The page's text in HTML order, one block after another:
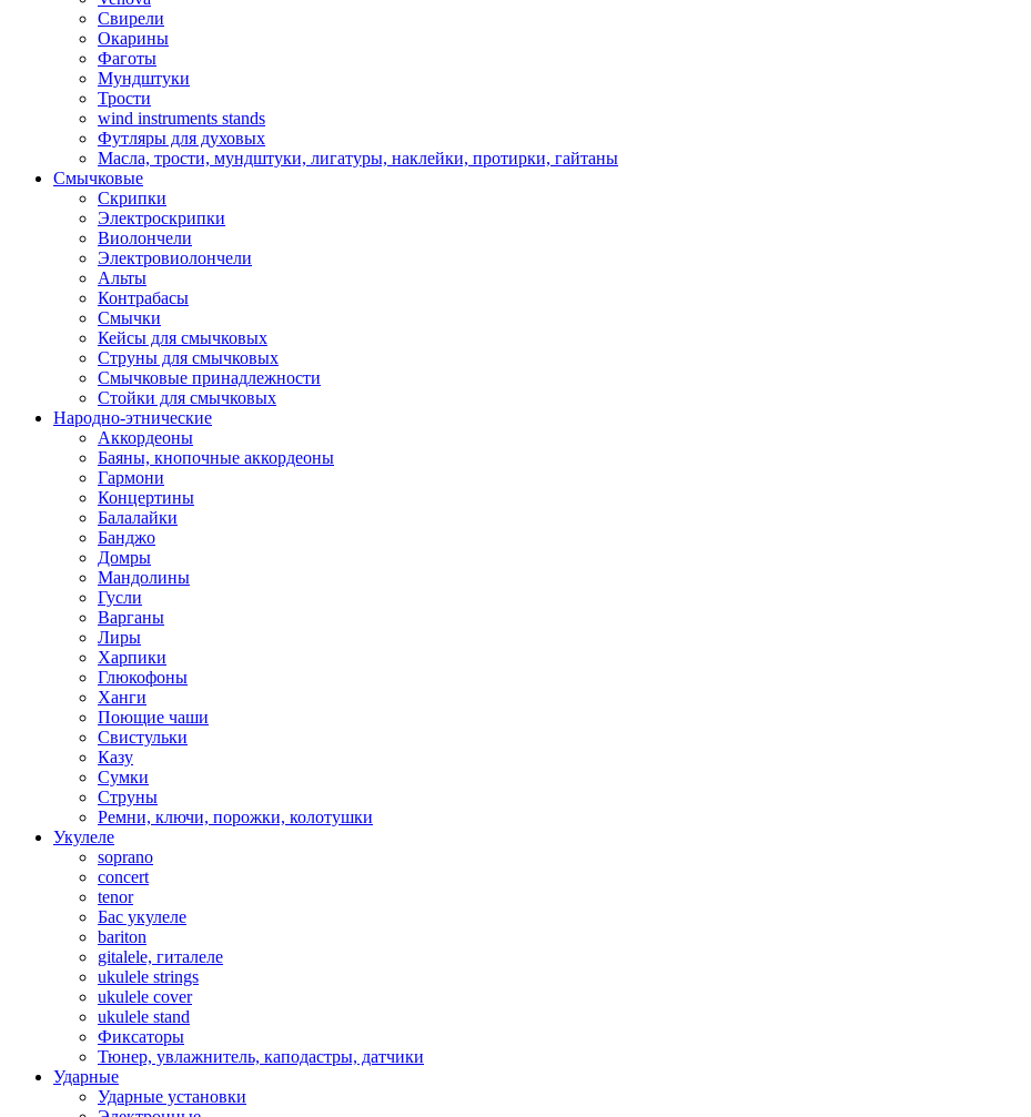
Свирели
Окарины
Фаготы
Мундштуки
Трости
wind instruments stands
Футляры для духовых
Масла, трости, мундштуки, лигатуры, наклейки, протирки, гайтаны
Смычковые
Скрипки
Электроскрипки
Виолончели
Электровиолончели
Альты
Контрабасы
Смычки
Кейсы для смычковых
Струны для смычковых
Смычковые принадлежности
Стойки для смычковых
Народно-этнические
Аккордеоны
Баяны, кнопочные аккордеоны
Гармони
Концертины
Балалайки
Банджо
Домры
Мандолины
Гусли
Варганы
Лиры
Харпики
Глюкофоны
Ханги
Поющие чаши
Свистульки
Казу
Сумки
Струны
Ремни, ключи, порожки, колотушки
Укулеле
soprano
concert
tenor
Бас укулеле
bariton
gitalele, гиталеле
ukulele strings
ukulele cover
ukulele stand
Фиксаторы
Тюнер, увлажнитель, каподастры, датчики
Ударные
Ударные установки